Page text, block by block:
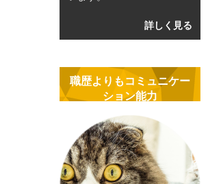
詳しく見る
職歴よりもコミュニケー
ション能力